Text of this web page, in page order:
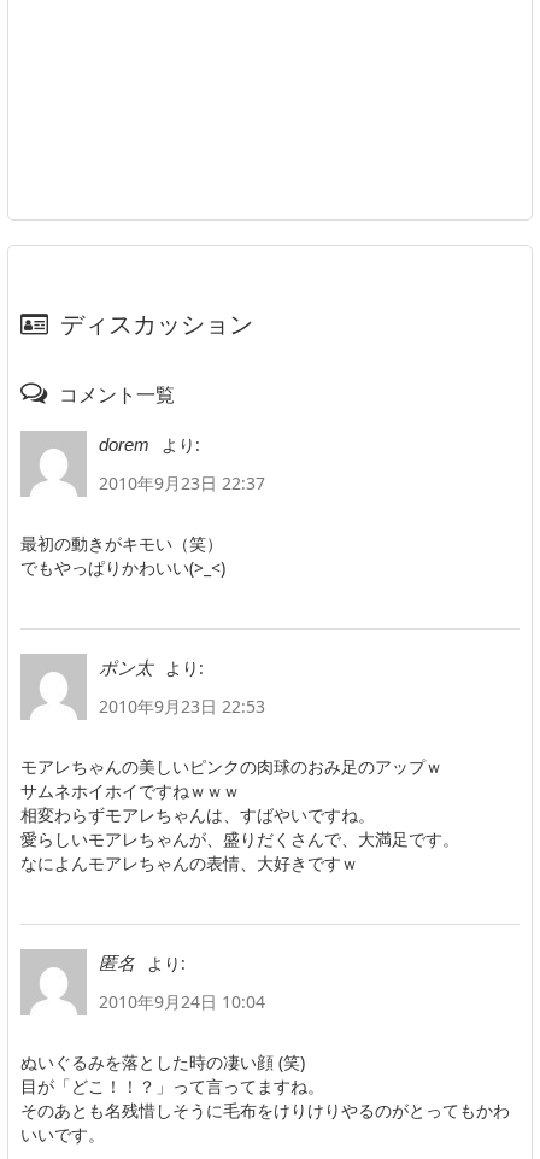
ディスカッション
コメント一覧
dorem
より:
2010年9月23日 22:37
最初の動きがキモい（笑）
でもやっぱりかわいい(>_<)
ポン太
より:
2010年9月23日 22:53
モアレちゃんの美しいピンクの肉球のおみ足のアップｗ
サムネホイホイですねｗｗｗ
相変わらずモアレちゃんは、すばやいですね。
愛らしいモアレちゃんが、盛りだくさんで、大満足です。
なによんモアレちゃんの表情、大好きですｗ
匿名
より:
2010年9月24日 10:04
ぬいぐるみを落とした時の凄い顔 (笑)
目が「どこ！！？」って言ってますね。
そのあとも名残惜しそうに毛布をけりけりやるのがとってもかわ
いいです。